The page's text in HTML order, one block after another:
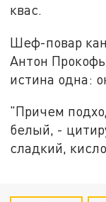
квас.
Шеф-повар
Антон
истина одна:
"Причем
белый, -
сладкий,